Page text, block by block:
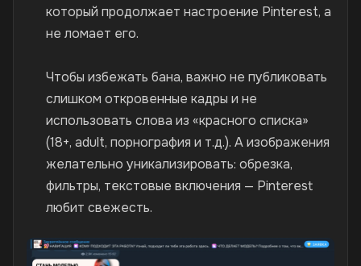
который продолжает настроение Pinterest, а
не ломает его.
Чтобы избежать бана, важно не публиковать
слишком откровенные кадры и не
использовать слова из «красного списка»
(18+, adult, порнография и т.д.). А изображения
желательно уникализировать: обрезка,
фильтры, текстовые включения — Pinterest
любит свежесть.